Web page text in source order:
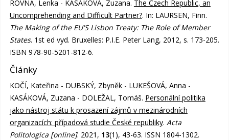
ROVNÁ, Lenka - KASÁKOVÁ, Zuzana. The Czech Republic, an
Uncomprehending and Difficult Partner?. In: LAURSEN, Finn.
The Making of the EU'S Lisbon Treaty: The Role of Member
States. 1st ed vyd. Bruxelles: P.I.E. Peter Lang, 2012, s. 173-205.
ISBN 978-90-5201-812-6.
Články
KOČÍ, Kateřina - DUBSKÝ, Zbyněk - LUKEŠOVÁ, Anna -
KASÁKOVÁ, Zuzana - DOLEŽAL, Tomáš. Personální politika
jako nástroj státu k prosazení zájmů v mezinárodních
organizacích: případová studie České republiky. Acta
Politologica [online]. 2021, 13(1), 43-63. ISSN 1804-1302.